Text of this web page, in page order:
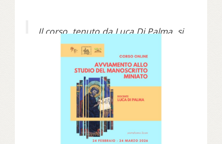
Il corso, tenuto da Luca Di Palma, si
propone di introdurre i partecipanti
allo studio del libro miniato
attraverso un approccio
eminentemente pratico. L'obiettivo
è fornire gli strumenti di base per
riconoscere le principali tipologie
illustrative, nonché per affrontare la
classificazione e la descrizione delle